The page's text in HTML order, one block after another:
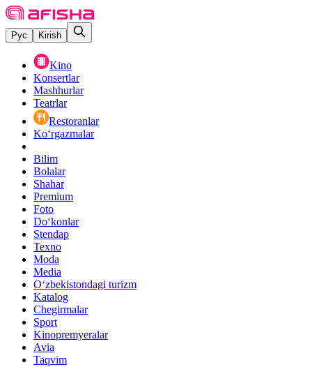
Рус Kirish
Kino
Konsertlar
Mashhurlar
Teatrlar
Restoranlar
Ko‘rgazmalar
Bilim
Bolalar
Shahar
Premium
Foto
Do‘konlar
Stendap
Texno
Moda
Media
O‘zbekistondagi turizm
Katalog
Chegirmalar
Sport
Kinopremyeralar
Avia
Taqvim